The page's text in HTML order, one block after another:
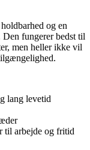
og en
fungerer bedst til
men heller ikke vil
lang levetid
til arbejde og fritid